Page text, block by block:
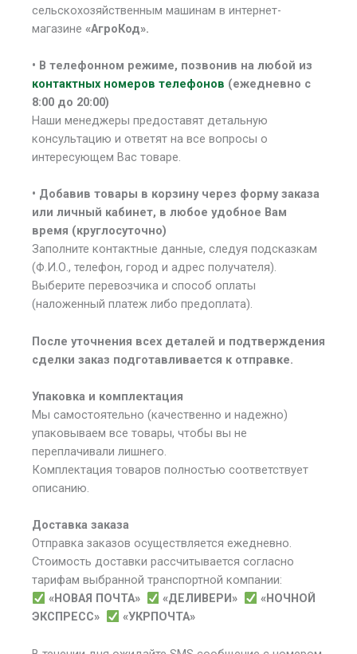
сельскохозяйственным машинам в интернет-
магазине «АгроКод».
• В телефонном режиме, позвонив на любой из
контактных номеров телефонов (ежедневно с
8:00 до 20:00)
Наши менеджеры предоставят детальную
консультацию и ответят на все вопросы о
интересующем Вас товаре.
• Добавив товары в корзину через форму заказа
или личный кабинет, в любое удобное Вам
время (круглосуточно)
Заполните контактные данные, следуя подсказкам
(Ф.И.О., телефон, город и адрес получателя).
Выберите перевозчика и способ оплаты
(наложенный платеж либо предоплата).
После уточнения всех деталей и подтверждения
сделки заказ подготавливается к отправке.
Упаковка и комплектация
Мы самостоятельно (качественно и надежно)
упаковываем все товары, чтобы вы не
переплачивали лишнего.
Комплектация товаров полностью соответствует
описанию.
Доставка заказа
Отправка заказов осуществляется ежедневно.
Стоимость доставки рассчитывается согласно
тарифам выбранной транспортной компании:
«НОВАЯ ПОЧТА»
«ДЕЛИВЕРИ»
«НОЧНОЙ
ЭКСПРЕСС»
«УКРПОЧТА»